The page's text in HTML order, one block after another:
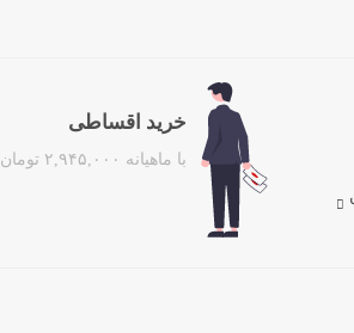
خرید اقساطی
با ماهیانه ۲,۹۴۵,۰۰۰ تومان اقساطی بخرید